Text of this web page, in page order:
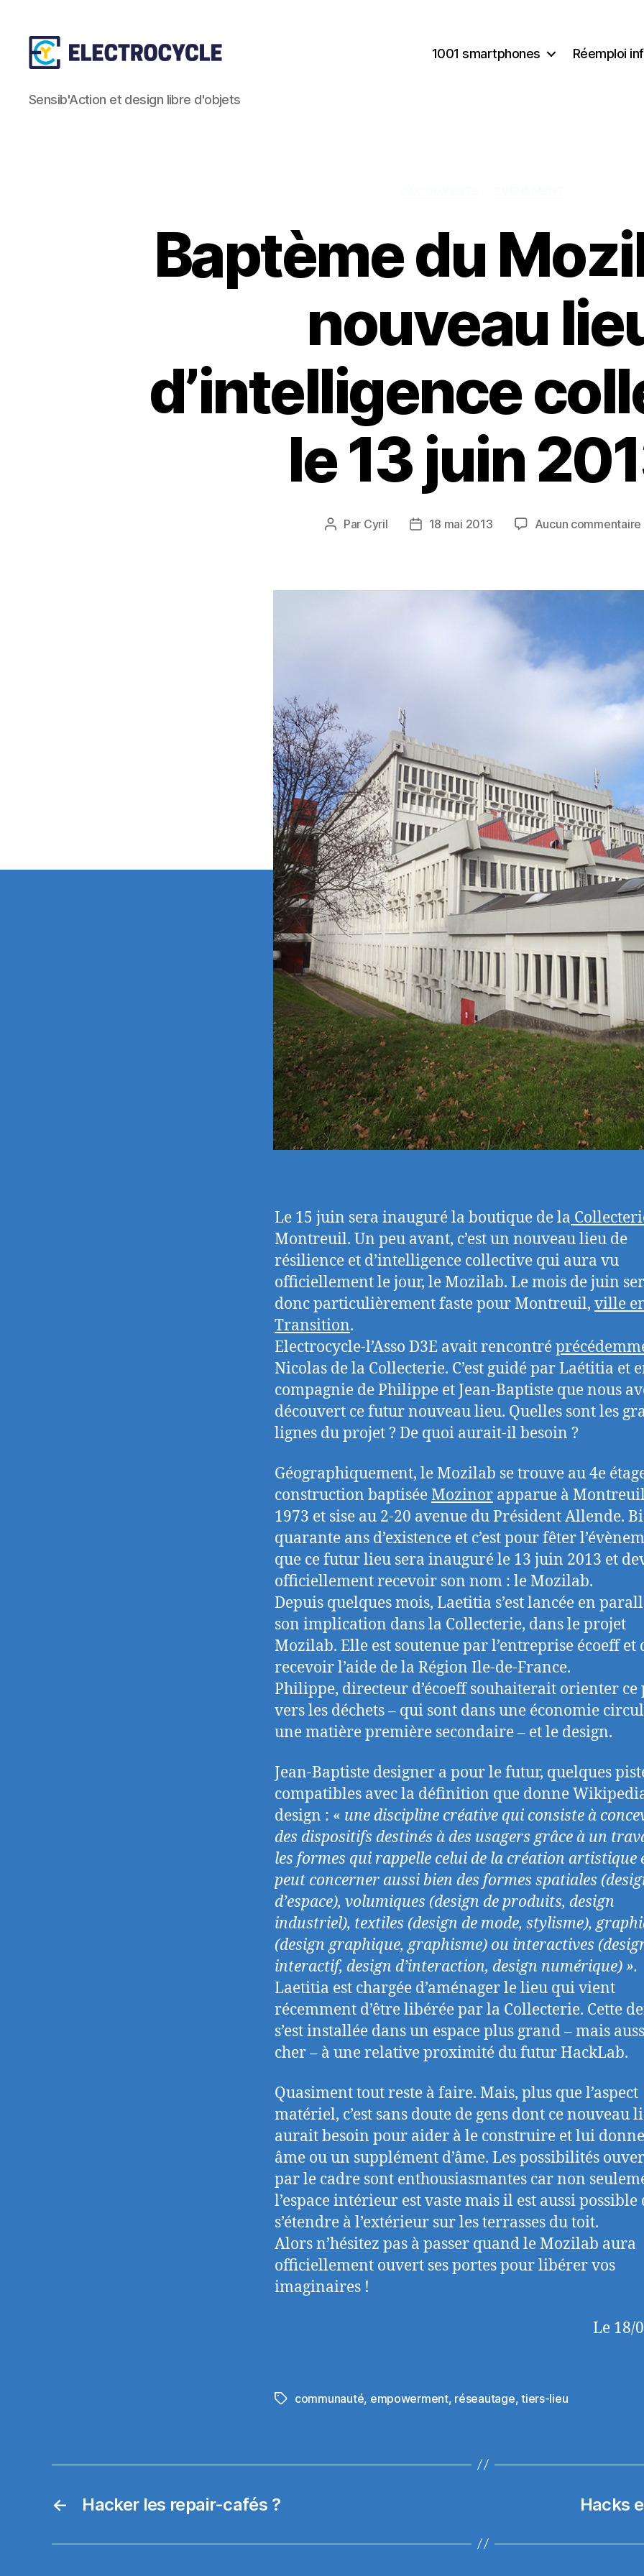
Association
Electrocycle
Sensib'Action et design libre d'objets
1001 smartphones Réemploi
Baptème du
nouveau
d’intelligence
le 13 juin
Auteur
Par Cyril
Date18 mai 2013 Aucun commentaire
Le 15 juin sera inauguré la boutique de la
Montreuil. Un peu avant, c’est un nouveau lieu de
résilience et d’intelligence collective qui aura vu
officiellement le jour, le Mozilab. Le mois de juin
donc particulièrement faste pour Montreuil, ville
Transition.
Electrocycle-l’Asso D3E avait rencontré
Nicolas de la Collecterie. C’est guidé par Laétitia et
compagnie de Philippe et Jean-Baptiste que nous
découvert ce futur nouveau lieu. Quelles sont les
lignes du projet ? De quoi aurait-il besoin ?
Géographiquement, le Mozilab se trouve au 4e
construction baptiséeMozinor apparue à
1973 et sise au 2-20 avenue du Président Allende.
quarante ans d’existence et c’est pour fêter
que ce futur lieu sera inauguré le 13 juin 2013 et
officiellement recevoir son nom : le Mozilab.
Depuis quelques mois, Laetitia s’est lancée en
son implication dans la Collecterie, dans le projet
Mozilab. Elle est soutenue par l’entreprise écoeff et
recevoir l’aide de la Région Ile-de-France.
Philippe, directeur d’écoeff souhaiterait orienter ce
vers les déchets – qui sont dans une économie
une matière première secondaire – et le design.
Jean-Baptiste designer a pour le futur, quelques
compatibles avec la définition que donne
design : « une discipline créative qui consiste à
des dispositifs destinés à des usagers grâce à un
les formes qui rappelle celui de la création artistique
peut concerner aussi bien des formes spatiales
d’espace), volumiques (design de produits, design
industriel), textiles (design de mode, stylisme),
(design graphique, graphisme) ou interactives
interactif, design d’interaction, design numérique) ».
Laetitia est chargée d’aménager le lieu qui vient
récemment d’être libérée par la Collecterie. Cette
s’est installée dans un espace plus grand – mais
cher – à une relative proximité du futur HackLab.
Quasiment tout reste à faire. Mais, plus que l’aspect
matériel, c’est sans doute de gens dont ce nouveau
aurait besoin pour aider à le construire et lui
âme ou un supplément d’âme. Les possibilités
par le cadre sont enthousiasmantes car non
l’espace intérieur est vaste mais il est aussi possible
s’étendre à l’extérieur sur les terrasses du toit.
Alors n’hésitez pas à passer quand le Mozilab aura
officiellement ouvert ses portes pour libérer vos
imaginaires !
Le 18/
Étiquettes
communauté, empowerment, réseautage,tiers-lieu
← Hacker les repair-cafés ? Hacks